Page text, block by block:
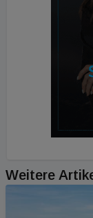
Weitere